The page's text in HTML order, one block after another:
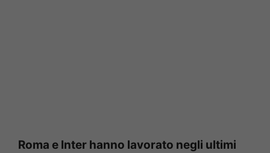
Roma e Inter hanno lavorato negli ultimi